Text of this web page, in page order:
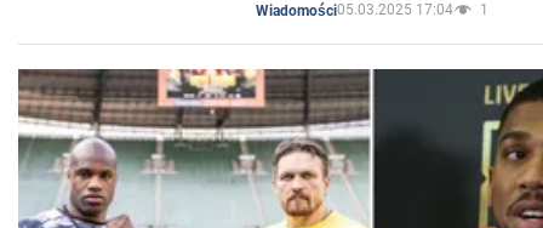
Wiadomości05.03.2025 17:04 1